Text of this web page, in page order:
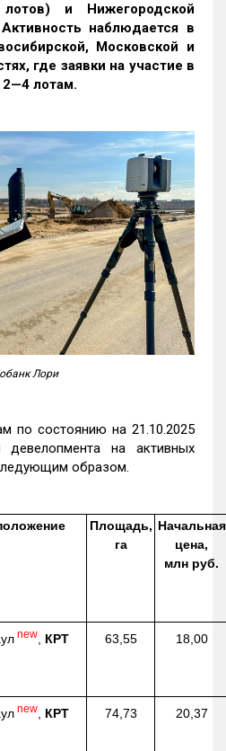
и Нижегородской
наблюдается в
Московской и
где заявки на участие в
2—4 лотам.
Лори
по состоянию на 21.10.2025
на активных
образом.
Площадь,
га
Начальная
цена,
млн руб.
new КРТ 63,55 18,00
new КРТ 74,73 20,37